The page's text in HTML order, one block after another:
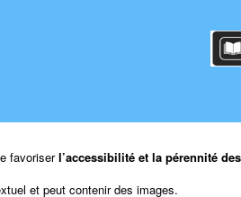
favoriserl’accessibilité et la pérennité
et peut contenir des images.